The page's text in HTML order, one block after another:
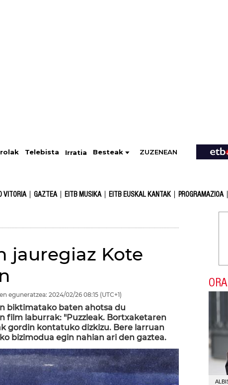
Telebista Irratia Besteak ZUZENEAN
VITORIA GAZTEA EITB MUSIKA EITB EUSKAL KANTAK PROGRAMAZIOA
jauregiaz Kote
eguneratzea: 2024/02/26 08:15 (UTC+1)
biktimatako baten ahotsa du
film laburrak: "Puzzleak. Bortxaketaren
gordin kontatuko dizkizu. Bere larruan
bizimodua egin nahian ari den gaztea.